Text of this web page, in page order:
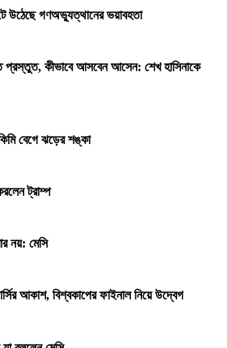
উঠেছে গণঅভ্যুত্থানের ভয়াবহতা
কীভাবে আসবেন আসেন: শেখ হাসিনাকে
বেগে ঝড়ের শঙ্কা
ট্রাম্প
নয়: মেসি
আকাশ, বিশ্বকাপের ফাইনাল নিয়ে উদ্বেগ